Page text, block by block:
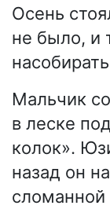
Осень
не было, и
Мальчик
в леске
колок».
назад он
сломанной